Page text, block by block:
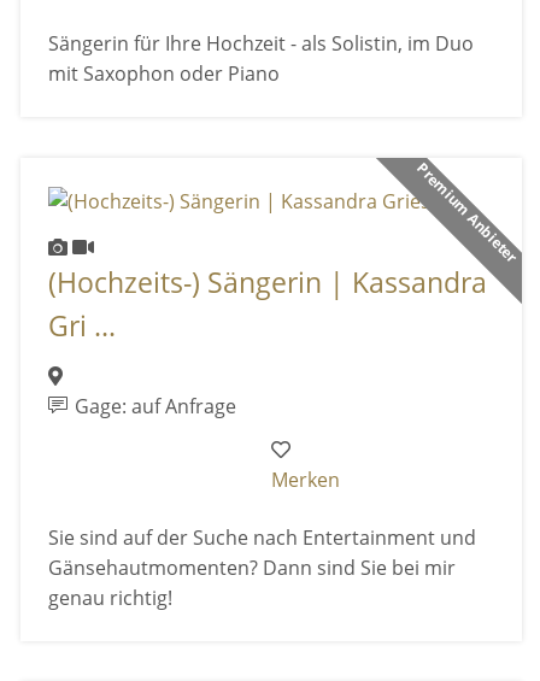
Sängerin für Ihre Hochzeit - als Solistin, im Duo
mit Saxophon oder Piano
Premium Anbieter
(Hochzeits-) Sängerin | Kassandra
Gri ...
Gage: auf Anfrage
Merken
Sie sind auf der Suche nach Entertainment und
Gänsehautmomenten? Dann sind Sie bei mir
genau richtig!